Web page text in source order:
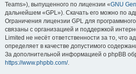
Teams»), выпущенного по лицензии «GNU
дальнейшем «GPL»). Скачать его можно по
Ограничения лицензии GPL для
связаны с организацией и поддержкой
Limited не несёт ответственности за то, что
определяет в качестве допустимого
За дополнительной информацией о phpBB
https://www.phpbb.com/.